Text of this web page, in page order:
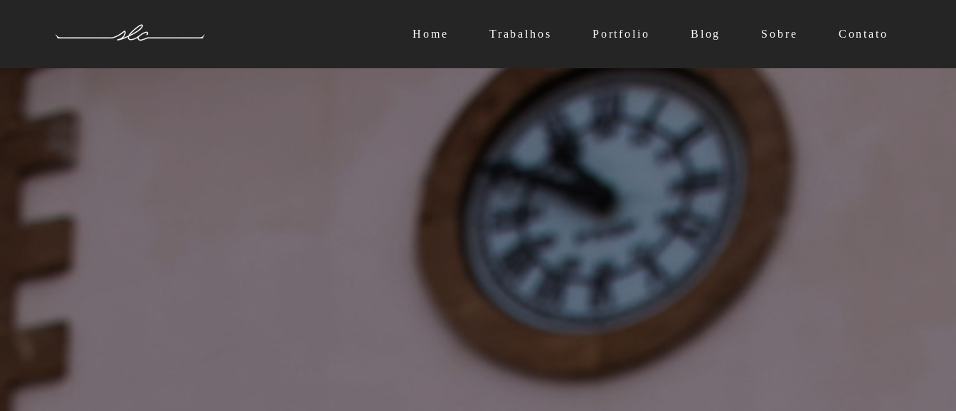
Home Trabalhos Portfolio Blog Sobre Contato